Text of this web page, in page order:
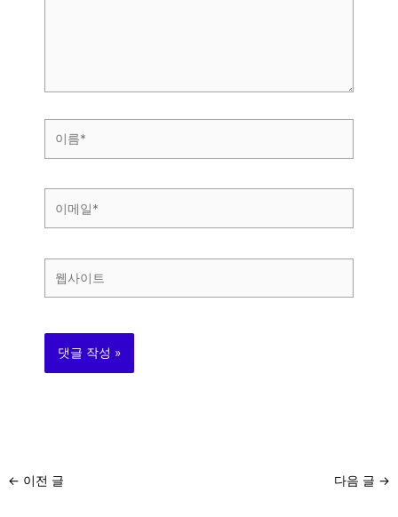
*
← 이전 글 다음 글 →